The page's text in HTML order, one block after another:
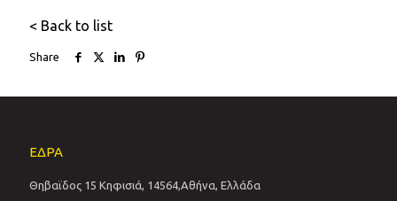
< Back to list
Share
ΕΔΡΑ
Θηβαϊδος 15 Κηφισιά, 14564,Αθήνα, Ελλάδα